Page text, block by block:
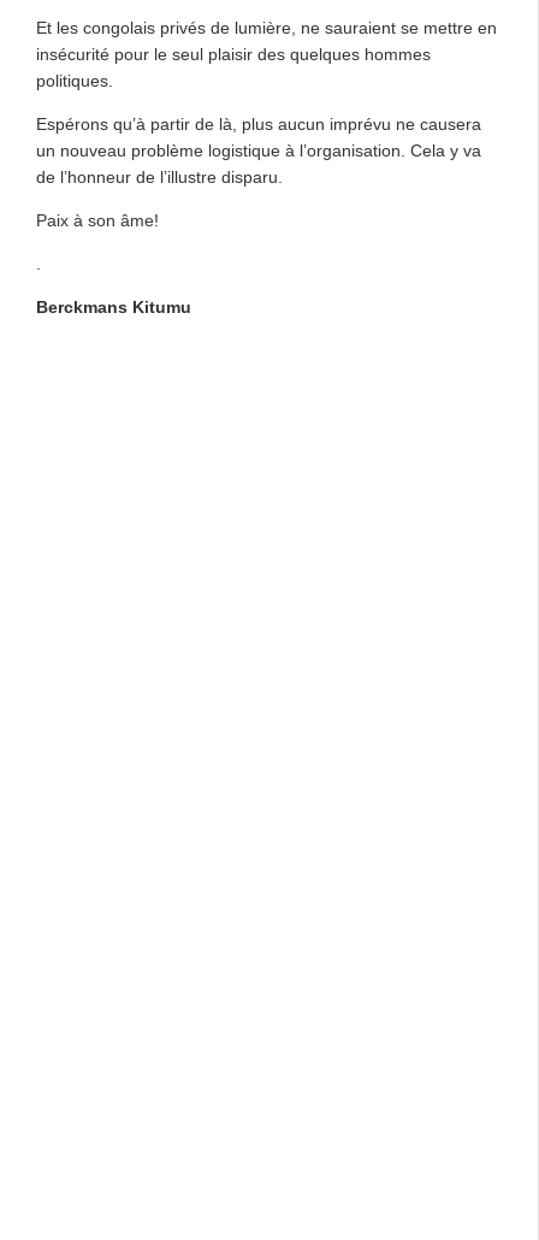
Et les congolais privés de lumière, ne sauraient se mettre en
insécurité pour le seul plaisir des quelques hommes
politiques.
Espérons qu’à partir de là, plus aucun imprévu ne causera
un nouveau problème logistique à l’organisation. Cela y va
de l’honneur de l’illustre disparu.
Paix à son âme!
Berckmans Kitumu